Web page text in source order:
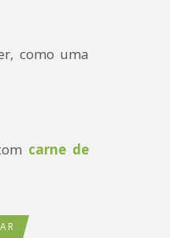
como uma
carne de